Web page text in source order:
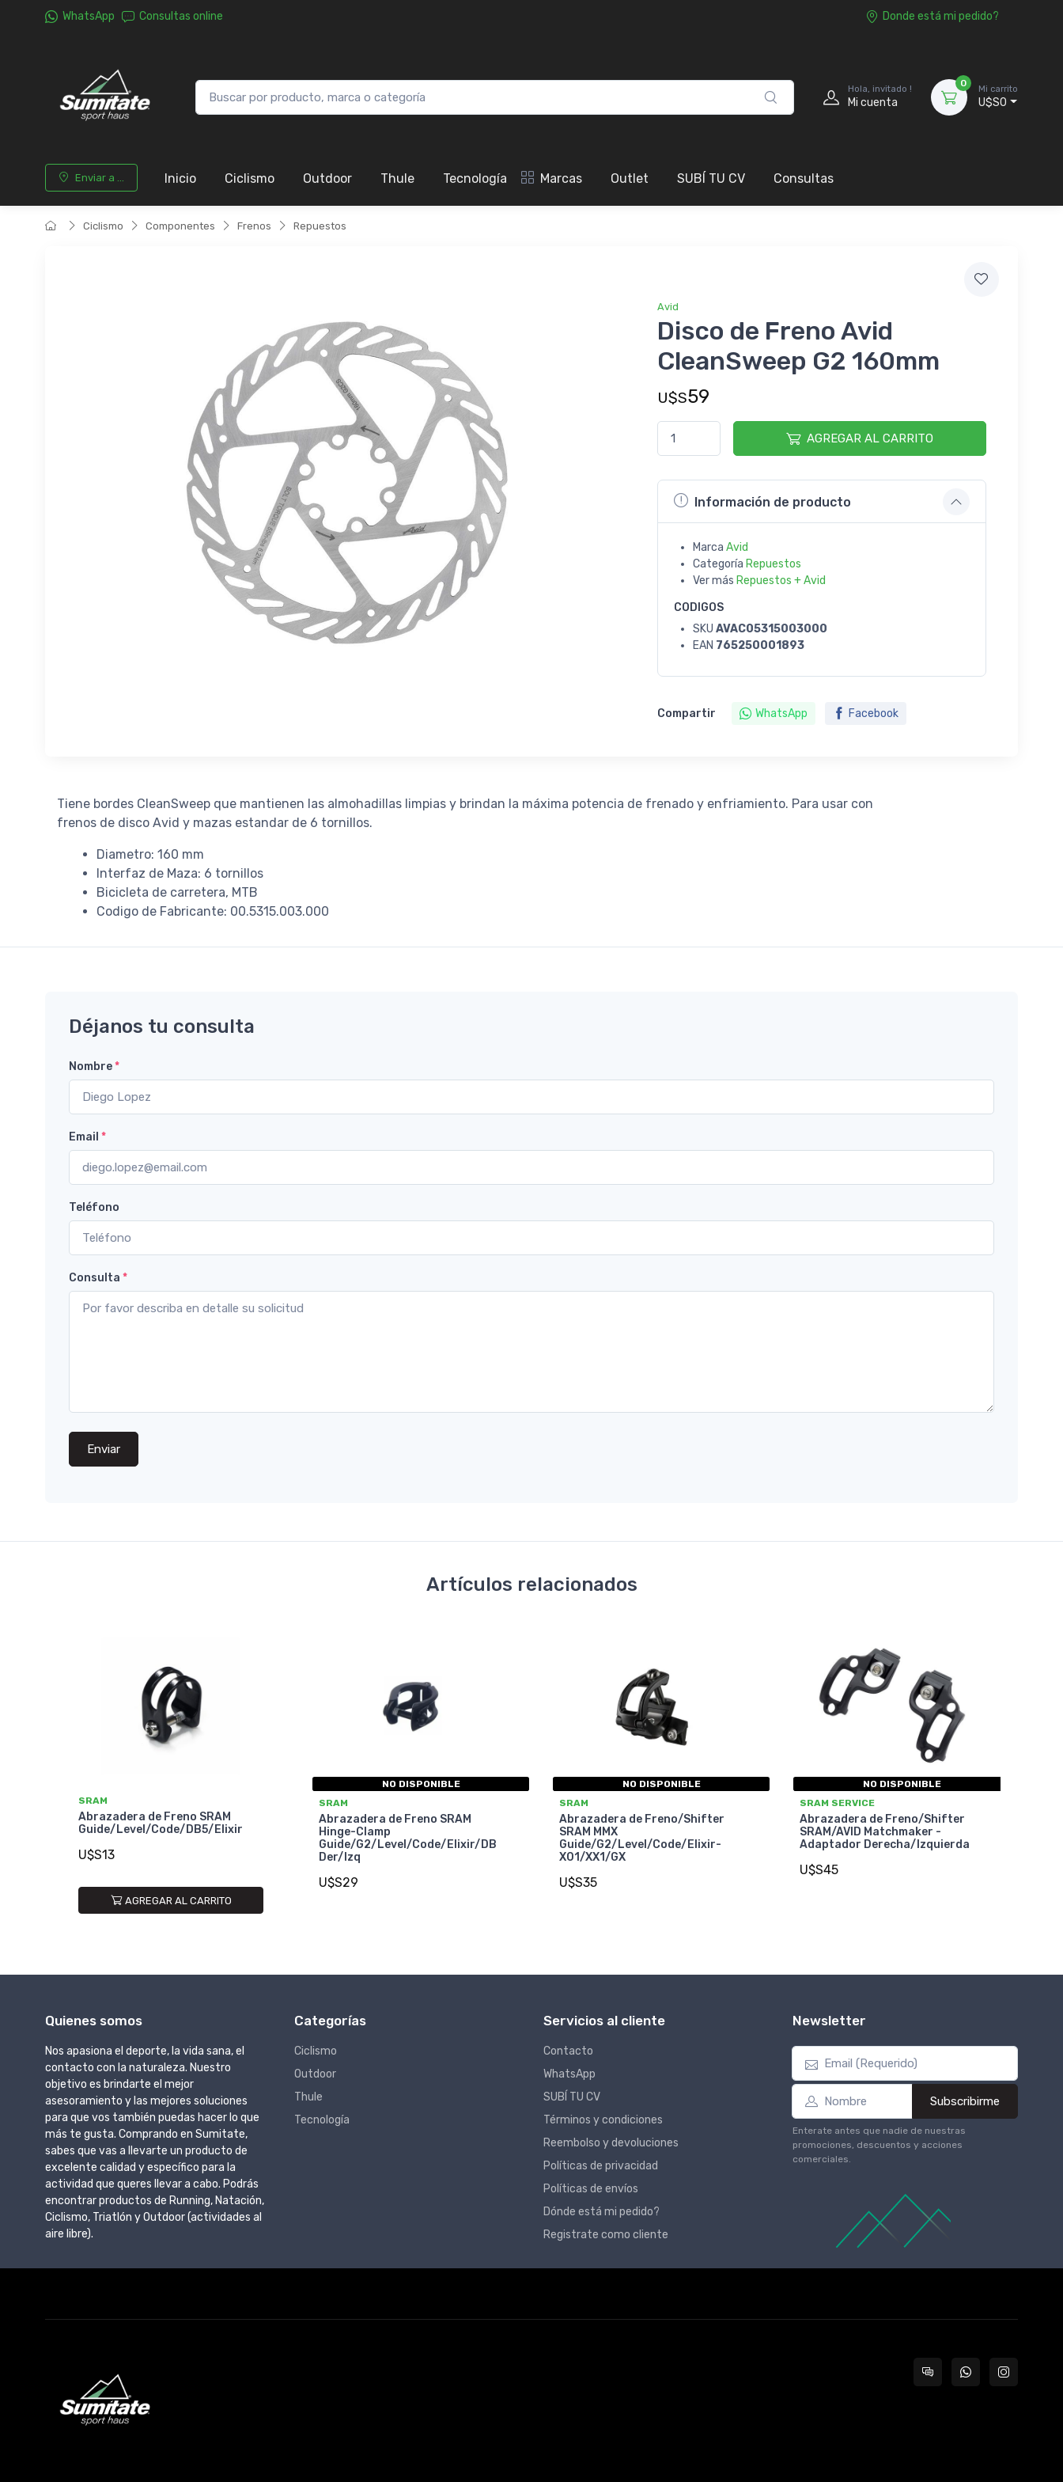
WhatsApp Consultas online Donde está mi pedido?
Hola, invitado !
Mi cuenta
0
Mi carrito
U$S0
Enviar a ... Inicio Ciclismo Outdoor Thule Tecnología Marcas Outlet SUBÍ TU CV Consultas
Ciclismo Componentes Frenos Repuestos
Avid
Disco de Freno Avid
CleanSweep G2 160mm
U$S59
AGREGAR AL CARRITO
Información de producto
Marca Avid
Categoría Repuestos
Ver más Repuestos + Avid
CODIGOS
SKU AVAC05315003000
EAN 765250001893
Compartir WhatsApp Facebook
Tiene bordes CleanSweep que mantienen las almohadillas limpias y brindan la máxima potencia de frenado y enfriamiento. Para usar con
frenos de disco Avid y mazas estandar de 6 tornillos.
Diametro: 160 mm
Interfaz de Maza: 6 tornillos
Bicicleta de carretera, MTB
Codigo de Fabricante: 00.5315.003.000
Déjanos tu consulta
Nombre*
Email *
Teléfono
Consulta *
Enviar
Artículos relacionados
SRAM
Abrazadera de Freno SRAM
Guide/Level/Code/DB5/Elixir
U$S13
AGREGAR AL CARRITO
NO DISPONIBLE
SRAM
Abrazadera de Freno SRAM
Hinge-Clamp
Guide/G2/Level/Code/Elixir/DB
Der/Izq
U$S29
NO DISPONIBLE
SRAM
Abrazadera de Freno/Shifter
SRAM MMX
Guide/G2/Level/Code/Elixir-
X01/XX1/GX
U$S35
NO DISPONIBLE
SRAM SERVICE
Abrazadera de Freno/Shifter
SRAM/AVID Matchmaker -
Adaptador Derecha/Izquierda
U$S45
Quienes somos
Nos apasiona el deporte, la vida sana, el
contacto con la naturaleza. Nuestro
objetivo es brindarte el mejor
asesoramiento y las mejores soluciones
para que vos también puedas hacer lo que
más te gusta. Comprando en Sumitate,
sabes que vas a llevarte un producto de
excelente calidad y específico para la
actividad que queres llevar a cabo. Podrás
encontrar productos de Running, Natación,
Ciclismo, Triatlón y Outdoor (actividades al
aire libre).
Categorías
Ciclismo
Outdoor
Thule
Tecnología
Servicios al cliente
Contacto
WhatsApp
SUBÍ TU CV
Términos y condiciones
Reembolso y devoluciones
Políticas de privacidad
Políticas de envíos
Dónde está mi pedido?
Registrate como cliente
Newsletter
Subscribirme
Enterate antes que nadie de nuestras
promociones, descuentos y acciones
comerciales.